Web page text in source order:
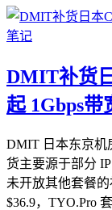
DMIT补货
起 1Gbps带
DMIT 日本东京机
货主要源于部分
未开放其他套餐
$36.9，TYO.Pro